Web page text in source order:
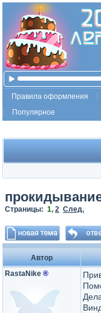
Правила оформления
Популярное
Страницы: 1, 2 След.
Автор
RastaNike ®